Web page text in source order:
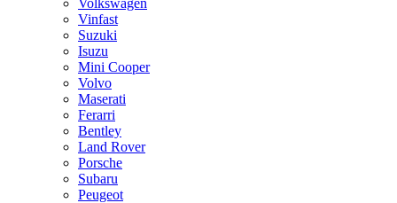
Volkswagen
Vinfast
Suzuki
Isuzu
Mini Cooper
Volvo
Maserati
Ferarri
Bentley
Land Rover
Porsche
Subaru
Peugeot